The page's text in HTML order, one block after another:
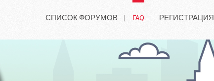
СПИСОК ФОРУМОВ FAQ РЕГИСТРАЦИЯ